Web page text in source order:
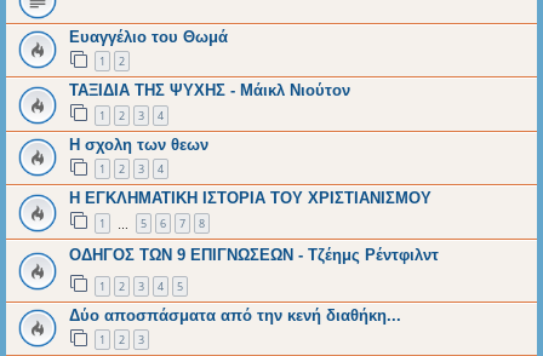
Ευαγγέλιο του Θωμά
1 2
ΤΑΞΙΔΙΑ ΤΗΣ ΨΥΧΗΣ - Μάικλ Νιούτον
1 2 3 4
Η σχολη των θεων
1 2 3 4
Η ΕΓΚΛΗΜΑΤΙΚΗ ΙΣΤΟΡΙΑ ΤΟΥ ΧΡΙΣΤΙΑΝΙΣΜΟΥ
1 5 6 7 8
ΟΔΗΓΟΣ ΤΩΝ 9 ΕΠΙΓΝΩΣΕΩΝ - Τζέημς Ρέντφιλντ
1 2 3 4 5
Δύο αποσπάσματα από την κενή διαθήκη...
1 2 3